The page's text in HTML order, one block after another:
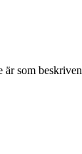
är som beskriven